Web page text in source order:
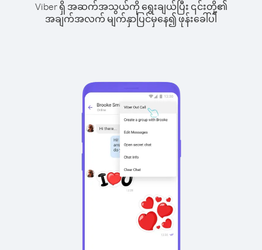
Viber ရှိ အဆက်အသွယ်ကို ရွေးချယ်ပြီး ၎င်းတို့၏
အချက်အလက် မျက်နှာပြင်မှနေ၍ ဖုန်းခေါ်ပါ